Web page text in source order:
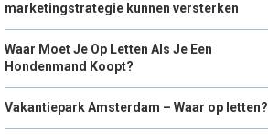
marketingstrategie kunnen versterken
Waar Moet Je Op Letten Als Je Een
Hondenmand Koopt?
Vakantiepark Amsterdam – Waar op letten?